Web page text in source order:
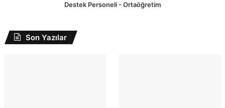
Destek Personeli - Ortaöğretim
Son Yazılar